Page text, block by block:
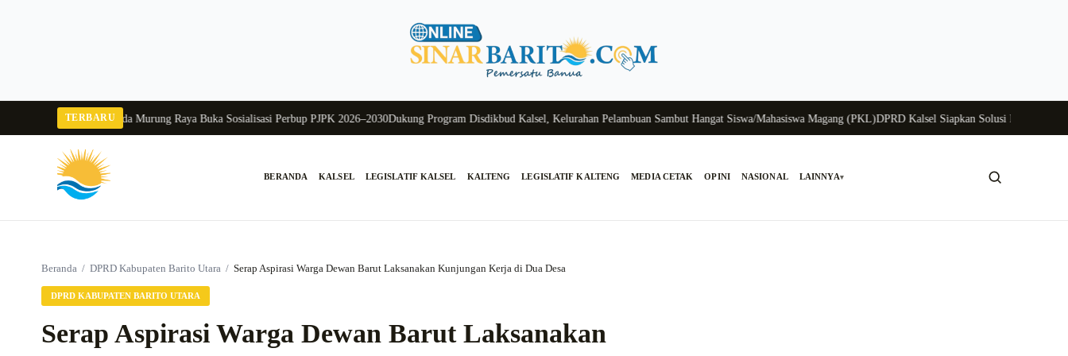
TERBARU
Pj Sekda Murung Raya Buka Sosialisasi Perbup PJPK 2026–2030Dukung Program Disdikbud Kalsel, Kelurahan Pelambuan Sambut Hangat Siswa/Mahasiswa Magang (PKL)DPRD Kalsel Siapkan Solusi Krisis Perunggasan
BERANDA KALSEL LEGISLATIF KALSEL KALTENG LEGISLATIF KALTENG MEDIA CETAK OPINI NASIONAL LAINNYA▾
Beranda / DPRD Kabupaten Barito Utara / Serap Aspirasi Warga Dewan Barut Laksanakan Kunjungan Kerja di Dua Desa
DPRD KABUPATEN BARITO UTARA
Serap Aspirasi Warga Dewan Barut Laksanakan